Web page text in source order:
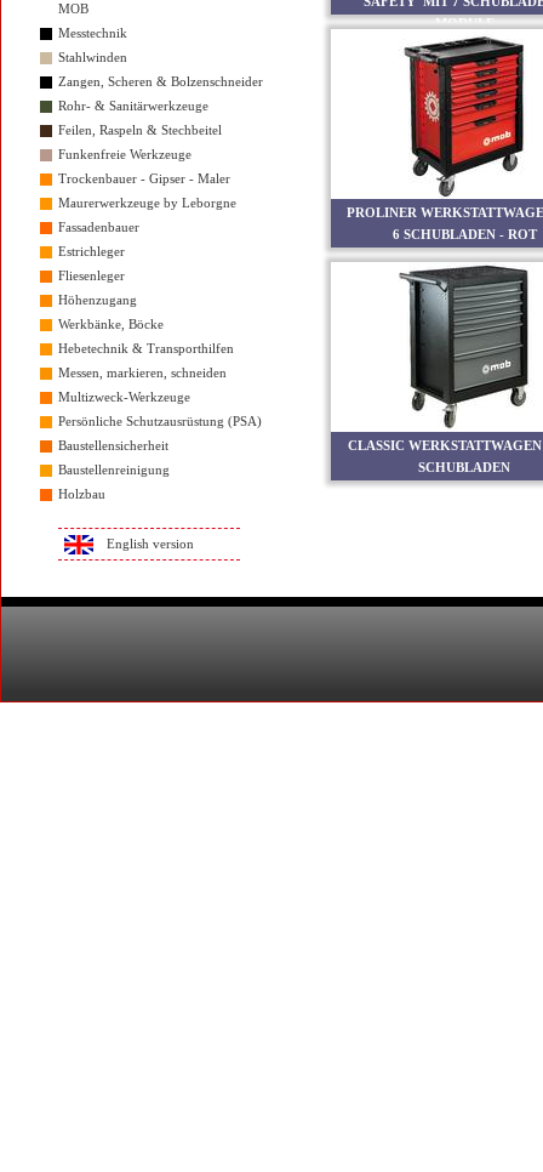
MOB
Messtechnik
Stahlwinden
Zangen, Scheren & Bolzenschneider
Rohr- & Sanitärwerkzeuge
Feilen, Raspeln & Stechbeitel
Funkenfreie Werkzeuge
Trockenbauer - Gipser - Maler
Maurerwerkzeuge by Leborgne
Fassadenbauer
Estrichleger
Fliesenleger
Höhenzugang
Werkbänke, Böcke
Hebetechnik & Transporthilfen
Messen, markieren, schneiden
Multizweck-Werkzeuge
Persönliche Schutzausrüstung (PSA)
Baustellensicherheit
Baustellenreinigung
Holzbau
English version
MODULE
PROLINER
6 SCHUBLADEN - ROT
CLASSIC
SCHUBLADEN